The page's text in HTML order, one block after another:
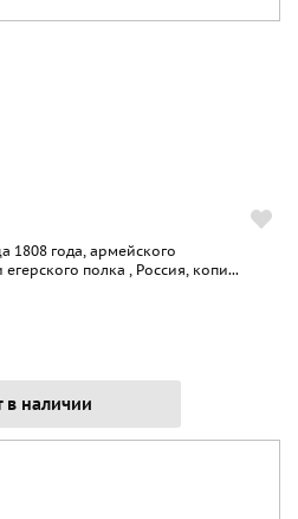
1808 года, армейского
полка , Россия, копи...
в наличии